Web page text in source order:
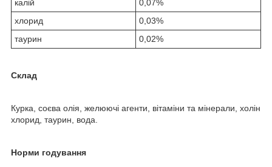
калій
0,07%
хлорид
0,03%
таурин
0,02%
Склад
Курка, соєва олія, желюючі агенти, вітаміни та мінерали, холін
хлорид, таурин, вода.
Норми годування